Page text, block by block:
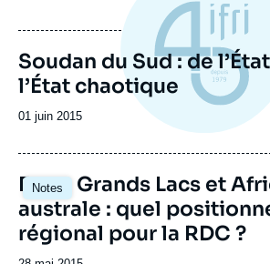
Soudan du Sud : de
l’État chaotique
Date
publication
01 juin 2015
Notes
Image
principale
Entre Grands Lacs et
australe : quel
régional pour la RDC ?